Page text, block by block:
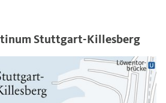
Stuttgart-Killesberg